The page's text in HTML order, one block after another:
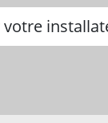
votre